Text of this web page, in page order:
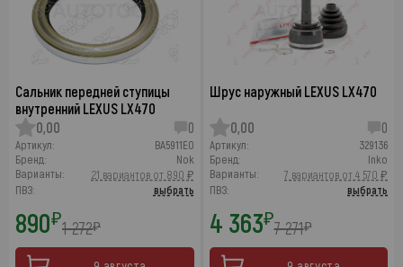
Сальник передней ступицы
внутренний LEXUS LX470
0,00
0
Артикул:
BA5911E0
Бренд:
Nok
Варианты:
21 вариантов от 890 ₽
ПВЗ:
выбрать
890₽1 272₽
Шрус наружный LEXUS LX470
0,00 0
Артикул:
329136
Бренд:
Inko
Варианты:
7 вариантов от 4 570 ₽
ПВЗ:
выбрать
4 363₽7 271₽